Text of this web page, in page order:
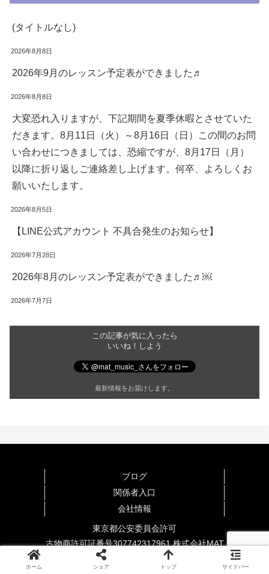
(タイトルなし)
2026年8月8日
2026年9月のレッスン予定表ができました♬
2026年8月8日
大変恐れ入りますが、下記期間を夏季休暇とさせていた
だきます。8月11日（火）～8月16日（日）この間のお問
い合わせにつきましては、恐縮ですが、8月17日（月）
以降に折り返しご連絡差し上げます。何卒、よろしくお
願いいたします。
2026年8月5日
【LINE公式アカウント 不具合発生のお知らせ】
2026年7月28日
2026年8月のレッスン予定表ができました♬￼
2026年7月7日
この記事が気に入ったら
いいね！しよう
最新情報をお届けします。
ブログ
公式ブログ
ピアノ
その他
関係者入口
生徒さま
先生・スタッフ
会社情報
東京都公安委員会許可
古物商許可証番号307742317961 株式会社MAT
© 2008 Music Acadeny Tanaka.
ホーム シェア トップ サイドバー